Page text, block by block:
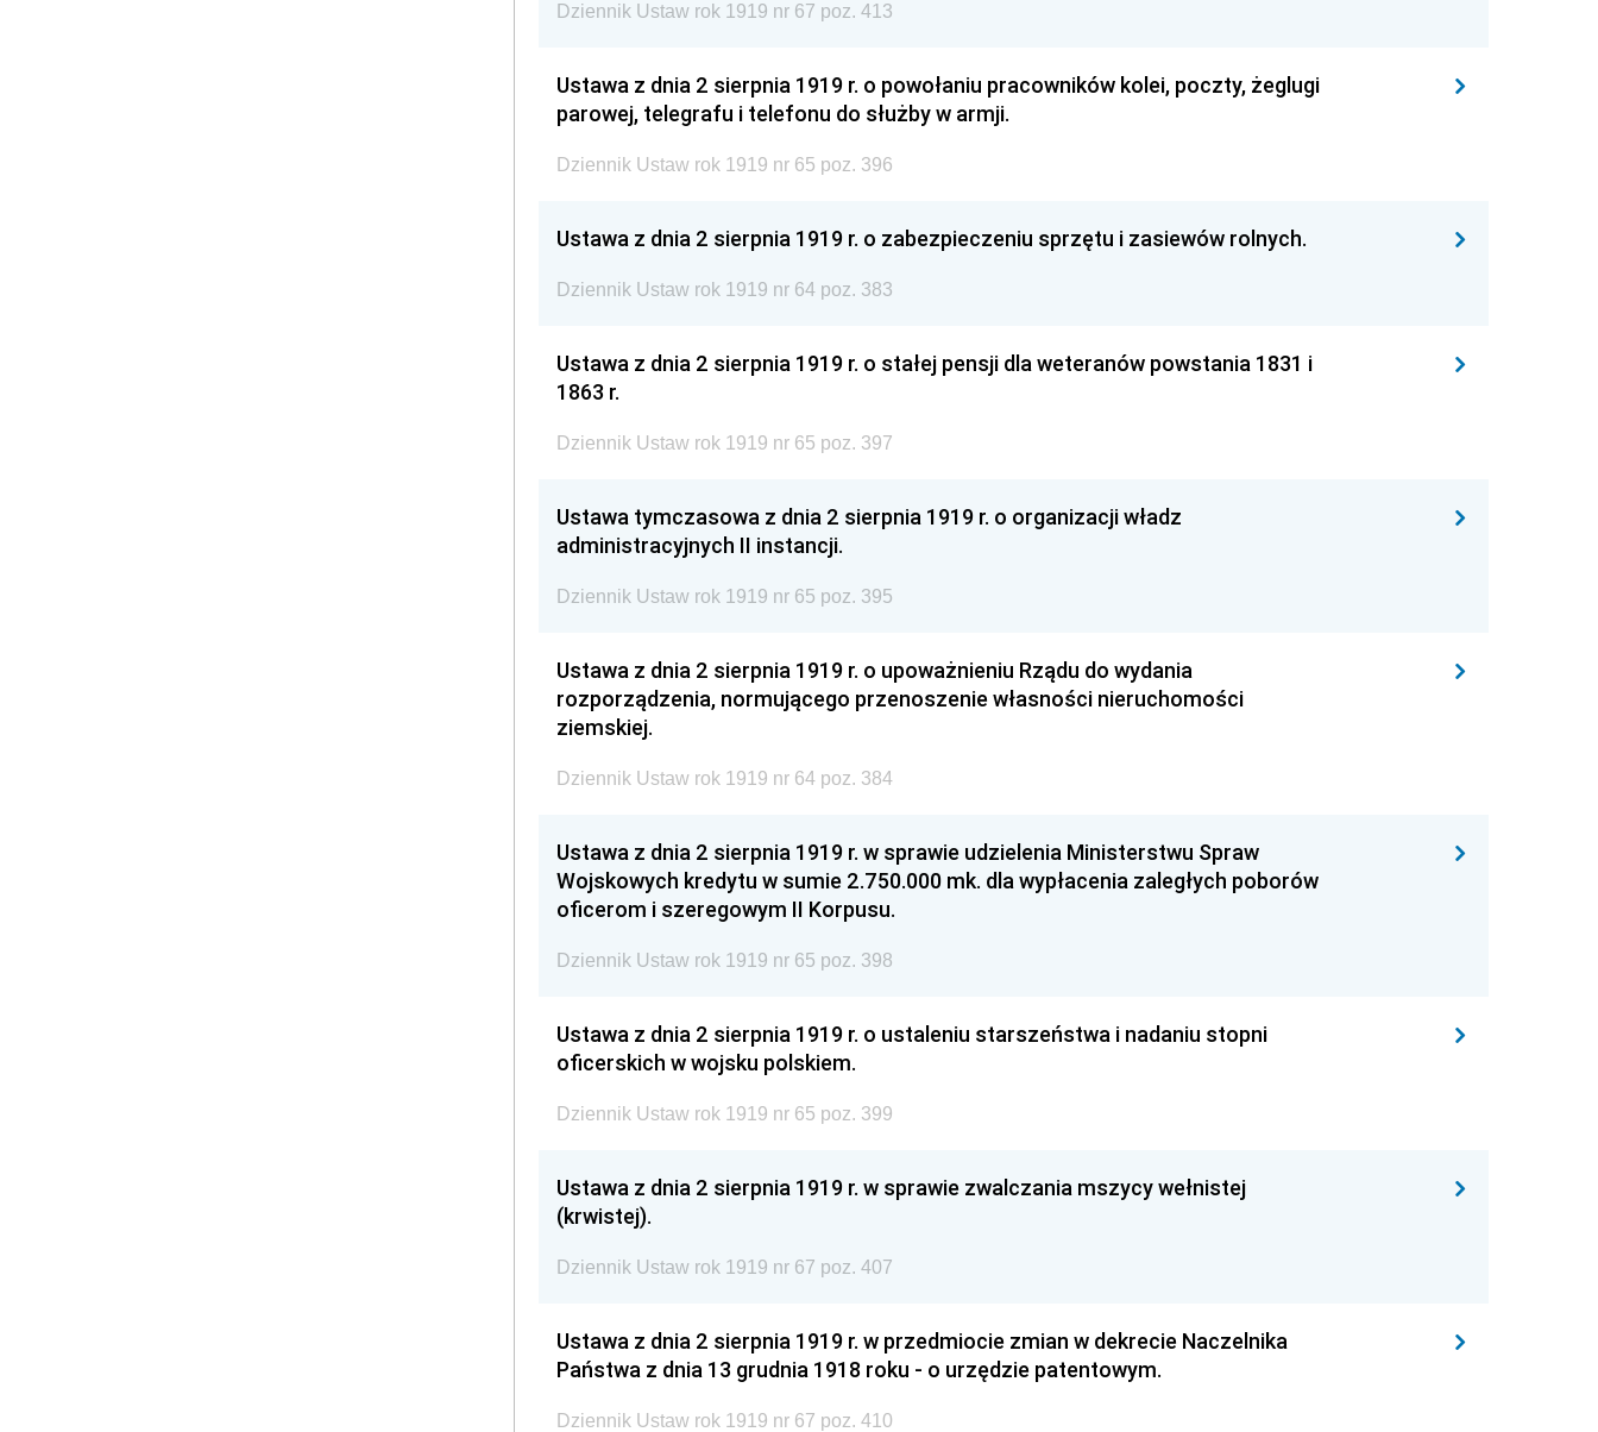
Dziennik Ustaw rok 1919 nr 67 poz. 413
Ustawa z dnia 2 sierpnia 1919 r. o powołaniu pracowników kolei, poczty, żeglugi
parowej, telegrafu i telefonu do służby w armji.
Dziennik Ustaw rok 1919 nr 65 poz. 396
Ustawa z dnia 2 sierpnia 1919 r. o zabezpieczeniu sprzętu i zasiewów rolnych.
Dziennik Ustaw rok 1919 nr 64 poz. 383
Ustawa z dnia 2 sierpnia 1919 r. o stałej pensji dla weteranów powstania 1831 i
1863 r.
Dziennik Ustaw rok 1919 nr 65 poz. 397
Ustawa tymczasowa z dnia 2 sierpnia 1919 r. o organizacji władz
administracyjnych II instancji.
Dziennik Ustaw rok 1919 nr 65 poz. 395
Ustawa z dnia 2 sierpnia 1919 r. o upoważnieniu Rządu do wydania
rozporządzenia, normującego przenoszenie własności nieruchomości
ziemskiej.
Dziennik Ustaw rok 1919 nr 64 poz. 384
Ustawa z dnia 2 sierpnia 1919 r. w sprawie udzielenia Ministerstwu Spraw
Wojskowych kredytu w sumie 2.750.000 mk. dla wypłacenia zaległych poborów
oficerom i szeregowym II Korpusu.
Dziennik Ustaw rok 1919 nr 65 poz. 398
Ustawa z dnia 2 sierpnia 1919 r. o ustaleniu starszeństwa i nadaniu stopni
oficerskich w wojsku polskiem.
Dziennik Ustaw rok 1919 nr 65 poz. 399
Ustawa z dnia 2 sierpnia 1919 r. w sprawie zwalczania mszycy wełnistej
(krwistej).
Dziennik Ustaw rok 1919 nr 67 poz. 407
Ustawa z dnia 2 sierpnia 1919 r. w przedmiocie zmian w dekrecie Naczelnika
Państwa z dnia 13 grudnia 1918 roku - o urzędzie patentowym.
Dziennik Ustaw rok 1919 nr 67 poz. 410